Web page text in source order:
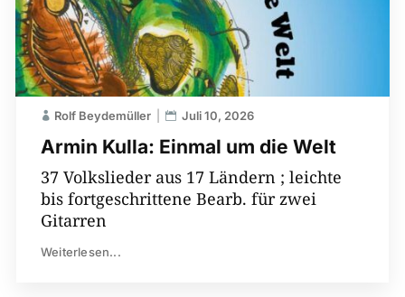
Armin Kulla: Einmal um die Welt
Rolf Beydemüller Juli 10, 2026
37 Volkslieder aus 17 Ländern ; leichte
bis fortgeschrittene Bearb. für zwei
Gitarren
Weiterlesen...